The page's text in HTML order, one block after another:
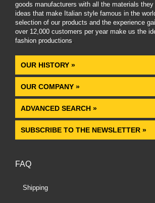
goods manufacturers with all the materials
ideas that make Italian style famous in the
selection of our products and the experience
over 12,000 customers per year make us the
fashion productions.
OUR HISTORY »
OUR COMPANY »
ADVANCED SEARCH »
SUBSCRIBE TO THE NEWSLETTER »
FAQ
Shipping